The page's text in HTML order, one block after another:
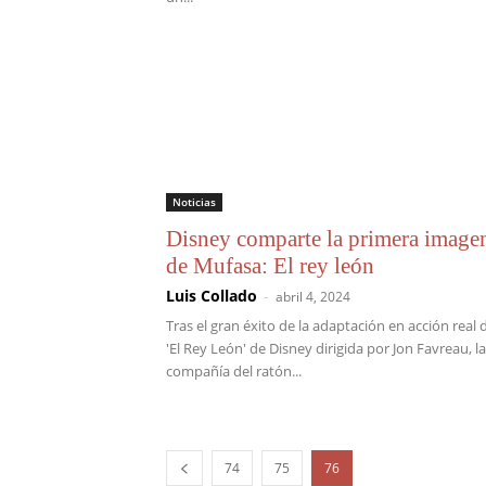
Noticias
Disney comparte la primera
de Mufasa: El rey león
Luis Collado - abril 4, 2024
Tras el gran éxito de la adaptación en acción real
'El Rey León' de Disney dirigida por Jon Favreau, la
compañía del ratón...
74 75 76